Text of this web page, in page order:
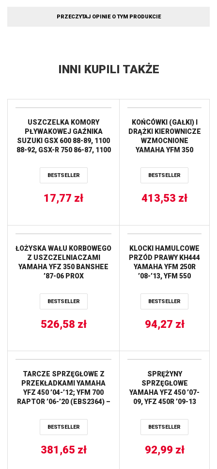
PRZECZYTAJ OPINIE O TYM PRODUKCIE
INNI KUPILI TAKŻE
USZCZELKA KOMORY
PŁYWAKOWEJ GAŹNIKA
SUZUKI GSX 600 88-89, 1100
88-92, GSX-R 750 86-87, 1100
250/350/400, XT/TT 225 (1
SZT.) (FBG-303/1) TOURMAX
BESTSELLER
17,77 zł
KOŃCÓWKI (GAŁKI) I
DRĄŻKI KIEROWNICZE
WZMOCNIONE
YAMAHA YFM 350
350 WARRIOR ’87-’04
ALL BALLS
BESTSELLER
413,53 zł
ŁOŻYSKA WAŁU KORBOWEGO
Z USZCZELNIACZAMI
YAMAHA YFZ 350 BANSHEE
’87-06 PROX
BESTSELLER
526,58 zł
KLOCKI HAMULCOWE
PRZÓD PRAWY KH444
YAMAHA YFM 250R
’08-’13, YFM 550
700 GRIZZLY ’07-’18
NEWFREN
BESTSELLER
94,27 zł
TARCZE SPRZĘGŁOWE Z
PRZEKŁADKAMI YAMAHA
YFZ 450 ’04-’12; YFM 700
RAPTOR ’06-’20 (EBS2364) –
NEWFREN
BESTSELLER
381,65 zł
SPRĘŻYNY
SPRZĘGŁOWE
YAMAHA YFZ 450 ’07-
09, YFZ 450R ’09-13
BESTSELLER
92,99 zł